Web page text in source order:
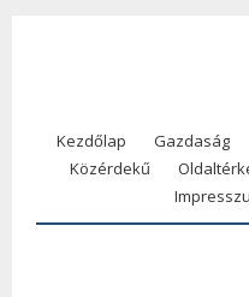
Kezdőlap Gazdaság
Közérdekű